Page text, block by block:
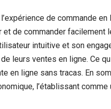
de commande
de commander
intuitive et son
leurs ventes en ligne. Ce
en ligne sans tracas. En
l’établissant